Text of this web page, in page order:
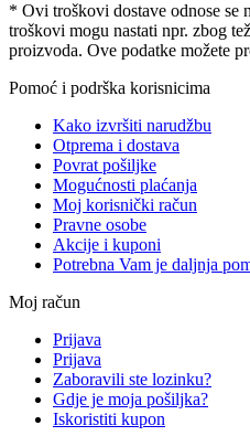
* Ovi troškovi dostave odnose se
troškovi mogu nastati npr. zbog
proizvoda. Ove podatke možete
Pomoć i podrška korisnicima
Kako izvršiti narudžbu
Otprema i dostava
Povrat pošiljke
Mogućnosti plaćanja
Moj korisnički račun
Pravne osobe
Akcije i kuponi
Potrebna Vam je daljnja
Moj račun
Prijava
Prijava
Zaboravili ste lozinku?
Gdje je moja pošiljka?
Iskoristiti kupon